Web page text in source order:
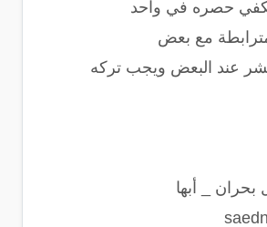
يكفي حصره في واحد
مع بعض
عند البعض ويجب تركه
بحران _ أبها